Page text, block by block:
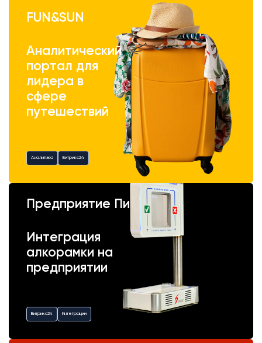
FUN&SUN
Аналитический
портал для
лидера в
сфере
путешествий
Аналитика Битрикс24
Предприятие Пик
Интеграция
алкорамки на
предприятии
Битрикс24 Интеграции